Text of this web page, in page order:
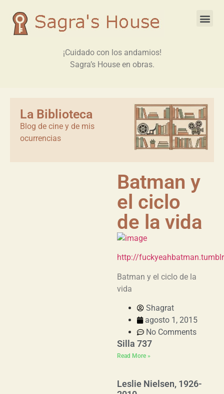
¡Cuidado con los andamios!
Sagra’s House en obras.
La Biblioteca
Blog de cine y de mis
ocurrencias
Batman y
el ciclo
de la vida
http://
Batman y el ciclo de la
vida
Shagrat
agosto 1, 2015
No Comments
Silla 737
Read More »
Leslie Nielsen, 1926-